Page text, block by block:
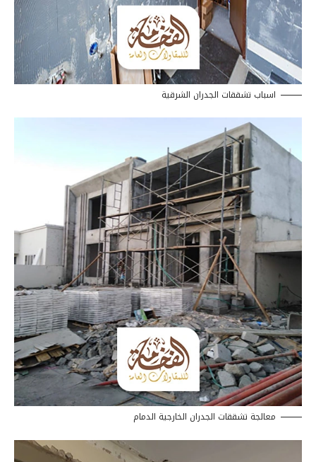
اسباب تشققات الجدران الشرقية
معالجة تشققات الجدران الخارجية الدمام